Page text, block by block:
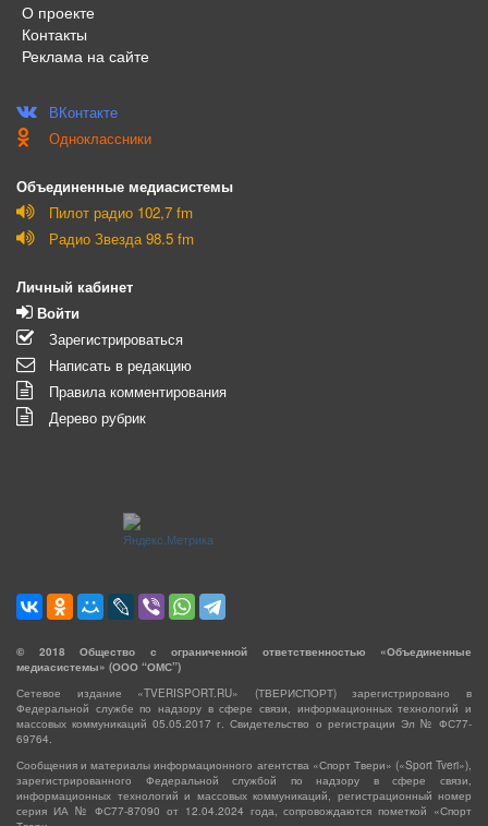
О проекте
Контакты
Реклама на сайте
ВКонтакте
Одноклассники
Объединенные медиасистемы
Пилот радио 102,7 fm
Радио Звезда 98.5 fm
Личный кабинет
Войти
Зарегистрироваться
Написать в редакцию
Правила комментирования
Дерево рубрик
© 2018 Общество с ограниченной ответственностью «Объединенные
медиасистемы» (ООО “ОМС”)
Сетевое издание «TVERISPORT.RU» (ТВЕРИСПОРТ) зарегистрировано в
Федеральной службе по надзору в сфере связи, информационных технологий и
массовых коммуникаций 05.05.2017 г. Свидетельство о регистрации Эл № ФС77-
69764.
Сообщения и материалы информационного агентства «Спорт Твери» («Sport Tveri»),
зарегистрированного Федеральной службой по надзору в сфере связи,
информационных технологий и массовых коммуникаций, регистрационный номер
серия ИА № ФС77-87090 от 12.04.2024 года, сопровождаются пометкой «Спорт